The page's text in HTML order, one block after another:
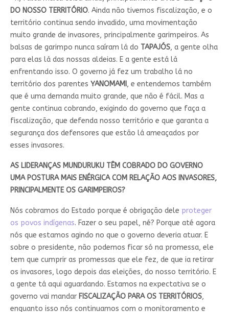
DO NOSSO TERRITÓRIO. Ainda não tivemos fiscalização, e o
território continua sendo invadido, uma movimentação
muito grande de invasores, principalmente garimpeiros. As
balsas de garimpo nunca saíram lá do TAPAJÓS, a gente olha
para elas lá das nossas aldeias. E a gente está lá
enfrentando isso. O governo já fez um trabalho lá no
território dos parentes YANOMAMI , e entendemos também
que é uma demanda muito grande, que não é fácil. Mas a
gente continua cobrando, exigindo do governo que faça a
fiscalização, que defenda nosso território e que garanta a
segurança dos defensores que estão lá ameaçados por
esses invasores.
AS LIDERANÇAS MUNDURUKU TÊM COBRADO DO GOVERNO
UMA POSTURA MAIS ENÉRGICA COM RELAÇÃO AOS INVASORES,
PRINCIPALMENTE OS GARIMPEIROS?
Nós cobramos do Estado porque é obrigação dele proteger
os povos indígenas. Fazer o seu papel, né? Porque até agora
nós que estamos agindo no que o governo deveria atuar. E
sobre o presidente, não podemos ficar só na promessa, ele
tem que cumprir as promessas que ele fez, de que ia retirar
os invasores, logo depois das eleições, do nosso território. E
a gente tá aqui aguardando. Estamos na expectativa se o
governo vai mandarFISCALIZAÇÃO PARA OS TERRITÓRIOS,
enquanto isso nós continuamos com o monitoramento e